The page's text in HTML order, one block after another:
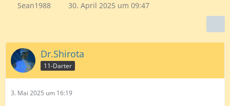
Sean1988 30. April 2025 um 09:47
Dr.Shirota
11-Darter
3. Mai 2025 um 16:19